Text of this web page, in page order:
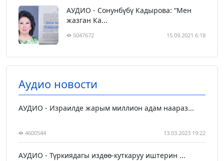
АУДИО - Сонунбүбү Кадырова: “Мен
жазган Ка...
5047672 15.09.2021 6:18
Аудио новости
АУДИО - Израилде жарым миллион адам наараз...
4600544 13.03.2023 19:22
АУДИО - Түркиядагы издөө-куткаруу иштерин ...